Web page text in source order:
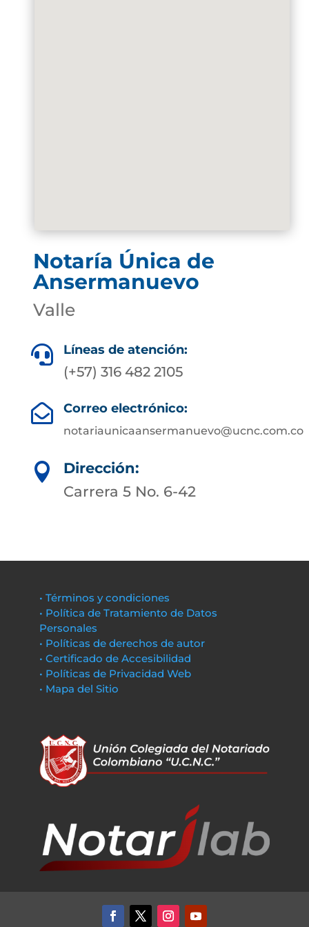
Notaría Única de
Ansermanuevo
Valle
 Líneas de atención:
(+57) 316 482 2105
 Correo electrónico:
notariaunicaansermanuevo@ucnc.com.co

Dirección:
Carrera 5 No. 6-42
• Términos y condiciones
• Política de Tratamiento de Datos
Personales
• Políticas de derechos de autor
• Certificado de Accesibilidad
• Políticas de Privacidad Web
• Mapa del Sitio